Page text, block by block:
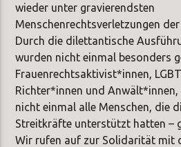
wieder unter gravierendsten
Menschenrechtsverletzungen
Durch die dilettantische
wurden nicht einmal besonders
Frauenrechtsaktivist*innen,
Richter*innen und
nicht einmal alle Menschen, die
Streitkräfte unterstützt hatten –
Wir rufen auf zur Solidarität mit